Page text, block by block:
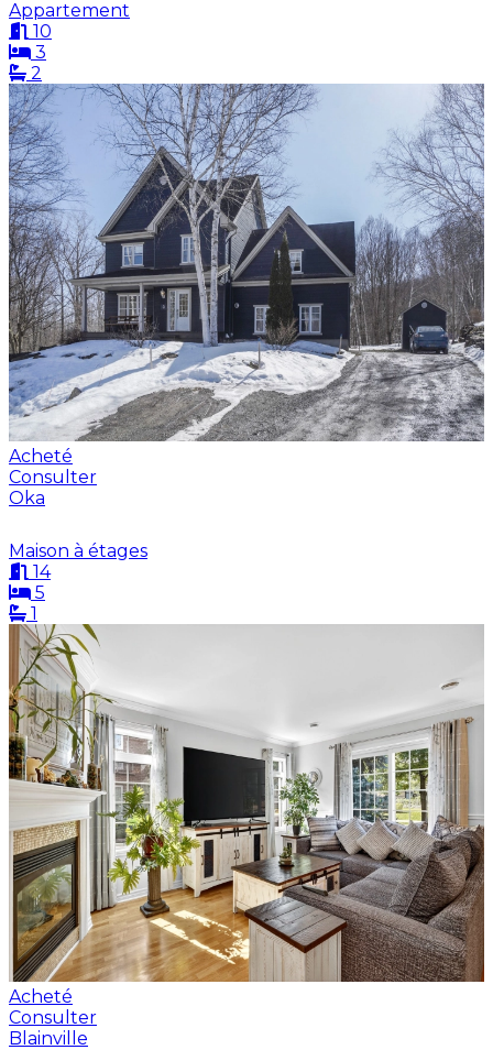
Appartement
10
3
2
Acheté
Consulter
Oka
Maison à étages
14
5
1
Acheté
Consulter
Blainville